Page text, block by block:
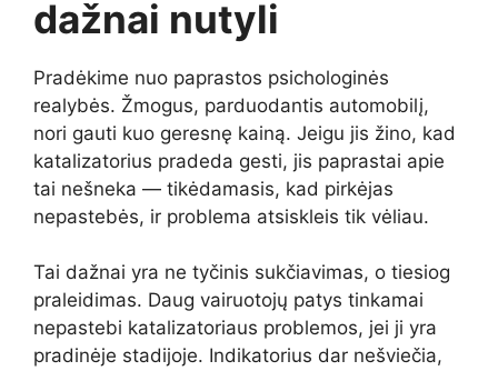
dažnai nutyli
Pradėkime nuo paprastos psichologinės
realybės. Žmogus, parduodantis automobilį,
nori gauti kuo geresnę kainą. Jeigu jis žino, kad
katalizatorius pradeda gesti, jis paprastai apie
tai nešneka — tikėdamasis, kad pirkėjas
nepastebės, ir problema atsiskleis tik vėliau.
Tai dažnai yra ne tyčinis sukčiavimas, o tiesiog
praleidimas. Daug vairuotojų patys tinkamai
nepastebi katalizatoriaus problemos, jei ji yra
pradinėje stadijoje. Indikatorius dar nešviečia,